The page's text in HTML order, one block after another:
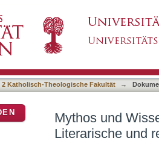
2 Katholisch-Theologische Fakultät →
Mythos und
Literarische und